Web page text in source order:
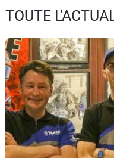
Actu
Essais
Equipement
Avis
Forum
TOUTE